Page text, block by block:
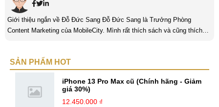
Giới thiệu ngắn về Đỗ Đức Sang Đỗ Đức Sang là Trưởng Phòng
Content Marketing của MobileCity. Mình rất thích sách và cũng thích
bản thân Đỗ Đức Sang, viết chính là gửi gắm lại những cảm xúc, cảm
SẢN PHẨM HOT
iPhone 13 Pro Max cũ (Chính hãng - Giảm
giá 30%)
12.450.000 ₫